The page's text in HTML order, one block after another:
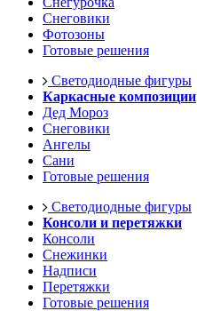
Снеговики
Фотозоны
Готовые решения
Светодиодные фигуры
Каркасные композиции
Дед Мороз
Снеговики
Ангелы
Сани
Готовые решения
Светодиодные фигуры
Консоли и перетяжки
Консоли
Снежинки
Надписи
Перетяжки
Готовые решения